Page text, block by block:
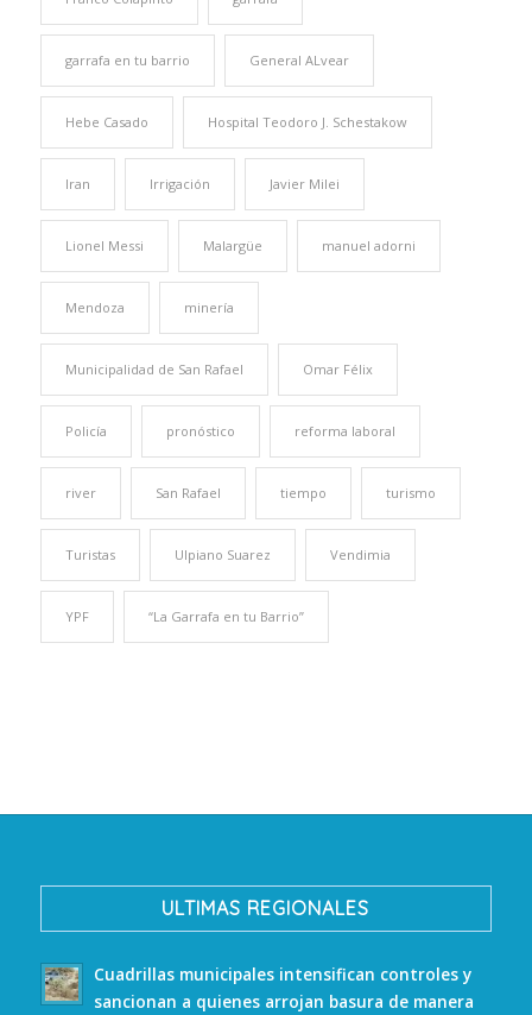
garrafa en tu barrio General ALvear
Hebe Casado Hospital Teodoro J. Schestakow
Iran Irrigación Javier Milei
Lionel Messi Malargüe manuel adorni
Mendoza minería
Municipalidad de San Rafael Omar Félix
Policía pronóstico reforma laboral
river San Rafael tiempo turismo
Turistas Ulpiano Suarez Vendimia
YPF “La Garrafa en tu Barrio”
ULTIMAS REGIONALES
Cuadrillas municipales intensifican controles y
sancionan a quienes arrojan basura de manera